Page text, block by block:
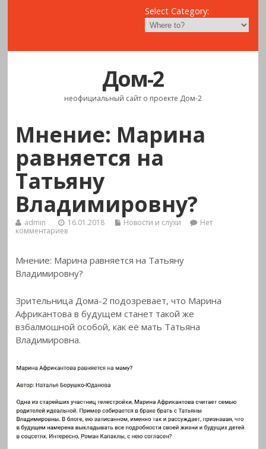
Select Category:
Дом-2
неофициальный сайт о проекте Дом-2
Мнение: Марина
равняется на
Татьяну
Владимировну?
admin 16.01.2018 Новости и слухи
Нет
комментариев
Мнение: Марина равняется на Татьяну
Владимировну?
Зрительница Дома-2 подозревает, что Марина
Африкантова в будущем станет такой же
взбалмошной особой, как её мать Татьяна
Владимировна.